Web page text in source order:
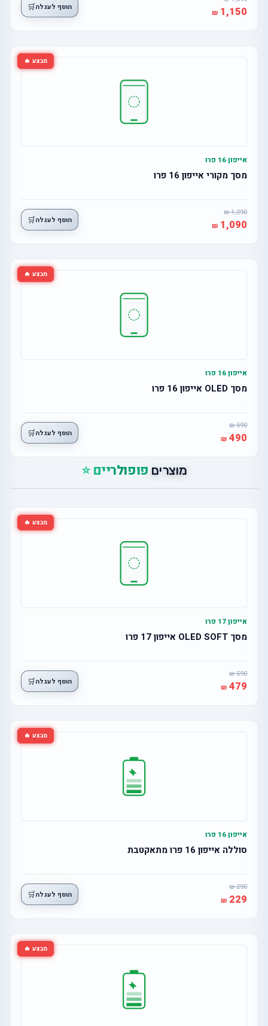
1,150 הוסף לעגלה🛒
מבצע 🔥
אייפון 16 פרו
מסך מקורי אייפון 16 פרו
1,290
1,090 הוסף לעגלה🛒
מבצע 🔥
אייפון 16 פרו
מסך OLED אייפון 16 פרו
590
490 הוסף לעגלה🛒
מוצרים פופולריים ⭐
מבצע 🔥
אייפון 17 פרו
מסך OLED SOFT אייפון 17 פרו
590
479 הוסף לעגלה🛒
מבצע 🔥
אייפון 16 פרו
סוללה אייפון 16 פרו מתאקטבת
290
229 הוסף לעגלה🛒
מבצע 🔥